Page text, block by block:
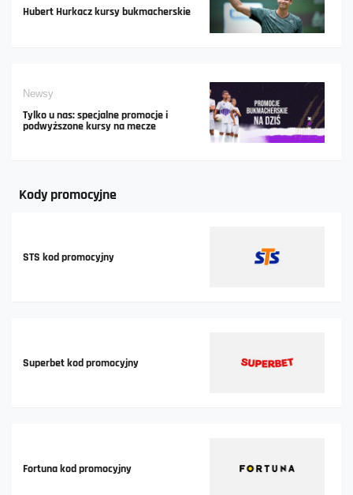
Hubert Hurkacz kursy bukmacherskie
Newsy
Tylko u nas: specjalne promocje i
podwyższone kursy na mecze
Kody promocyjne
STS kod promocyjny
Superbet kod promocyjny
Fortuna kod promocyjny